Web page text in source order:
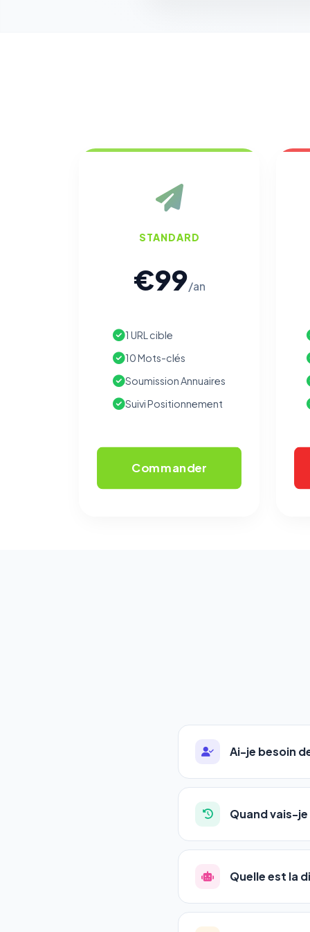
STANDARD
€99/an
1 URL cible
10 Mots-clés
Soumission Annuaires
Suivi Positionnement
Commander
Ai-je besoin
Absolument pas.
auto-entrepreneurs,
l'adresse de votre
Quand vais-
La plupart de nos
progression
votre tableau de bord.
Quelle est la
LeSEO(Search